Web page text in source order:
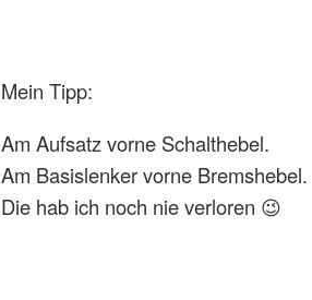
Mein Tipp:
Am Aufsatz vorne Schalthebel.
Am Basislenker vorne Bremshebel.
Die hab ich noch nie verloren 😉